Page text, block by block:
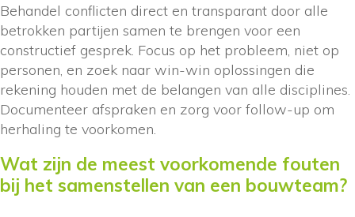
Behandel conflicten direct en transparant door alle
betrokken partijen samen te brengen voor een
constructief gesprek. Focus op het probleem, niet op
personen, en zoek naar win-win oplossingen die
rekening houden met de belangen van alle disciplines.
Documenteer afspraken en zorg voor follow-up om
herhaling te voorkomen.
Wat zijn de meest voorkomende fouten
bij het samenstellen van een bouwteam?